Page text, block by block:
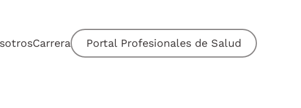
Carrera Portal Profesionales de Salud